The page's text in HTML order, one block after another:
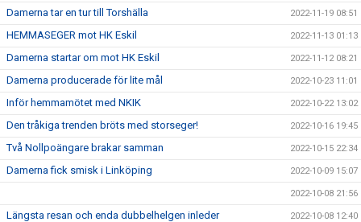
Damerna tar en tur till Torshälla 2022-11-19 08:51
HEMMASEGER mot HK Eskil 2022-11-13 01:13
Damerna startar om mot HK Eskil 2022-11-12 08:21
Damerna producerade för lite mål 2022-10-23 11:01
Inför hemmamötet med NKIK 2022-10-22 13:02
Den tråkiga trenden bröts med storseger! 2022-10-16 19:45
Två Nollpoängare brakar samman 2022-10-15 22:34
Damerna fick smisk i Linköping 2022-10-09 15:07
2022-10-08 21:56
Längsta resan och enda dubbelhelgen inleder 2022-10-08 12:40